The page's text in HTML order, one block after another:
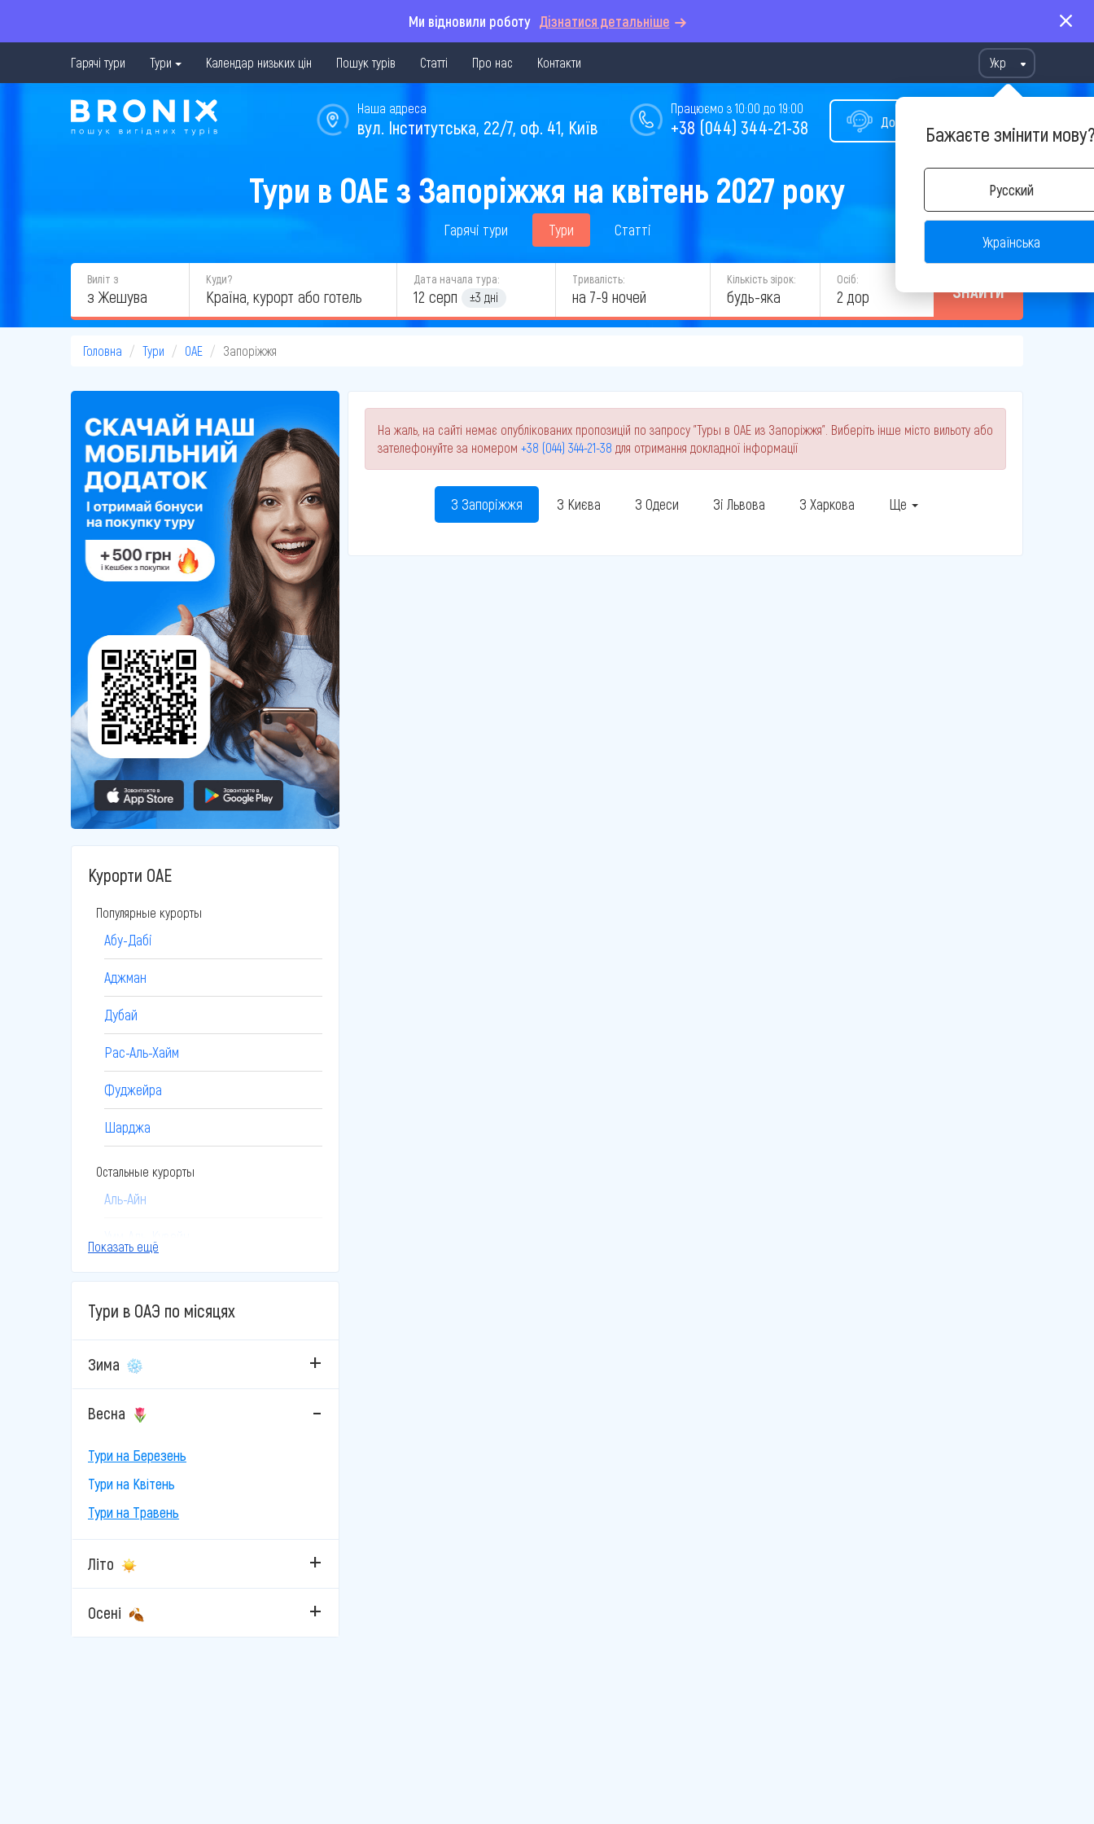
Ми відновили роботу Дізнатися детальніше
Гарячі тури Тури Календар низьких цін Пошук турів Статті Про нас Контакти Укр
Бажаєте змінити
Русский
Українська
Допомога у виборі туру
Працюємо з 10:00 до 19:00
+38 (044) 344-21-38
Наша адреса
вул. Інститутська, 22/7, оф. 41, Київ
Тури в ОАЕ з Запоріжжя на квітень 2027 року
Гарячі тури Тури Статті
Виліт з
з Жешува
Куди? Дата начала тура:
12 серп ±3 дні
Тривалість:
на 7-9 ночей
Кількість зірок:
будь-яка
Осіб:
2 дор ЗНАЙТИ
Головна Тури ОАЕ Запоріжжя
Курорти ОАЕ
Популярные курорты
Абу-Дабі
Аджман
Дубай
Рас-Аль-Хайм
Фуджейра
Шарджа
Остальные курорты
Аль-Айн
Показать ещё
Тури в ОАЭ по місяцях
Зима
Весна
Тури на Березень
Тури на Квітень
Тури на Травень
Літо
Осені
На жаль, на сайті немає опублікованих пропозицій по запросу "Туры в ОАЕ из Запоріжжя". Виберіть інше місто вильоту або
зателефонуйте за номером +38 (044) 344-21-38 для отримання докладної інформації
З Запоріжжя З Києва З Одеси Зі Львова З Харкова Ще